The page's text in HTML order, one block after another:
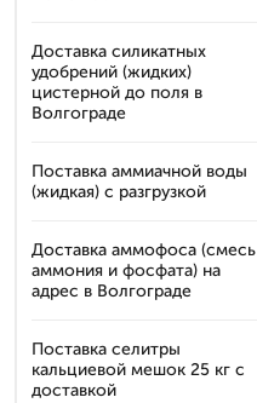
Доставка силикатных
удобрений (жидких)
цистерной до поля в
Волгограде
Поставка аммиачной воды
(жидкая) с разгрузкой
Доставка аммофоса (смесь
аммония и фосфата) на
адрес в Волгограде
Поставка селитры
кальциевой мешок 25 кг с
доставкой